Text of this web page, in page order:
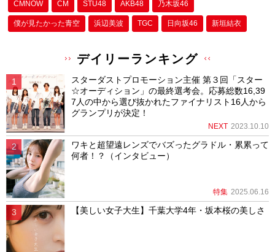
CMNOW CM STU48 AKB48 乃木坂46
僕が⾒たかった⻘空 浜辺美波 TGC 日向坂46 新垣結衣
デイリーランキング
スターダストプロモーション主催 第３回「スター
☆オーディション」の最終選考会。応募総数16,39
7人の中から選び抜かれたファイナリスト16人から
グランプリが決定！
NEXT 2023.10.10
ワキと超望遠レンズでバズったグラドル・累累って
何者！？（インタビュー）
特集 2025.06.16
【美しい女子大生】千葉大学4年・坂本桜の美しさ